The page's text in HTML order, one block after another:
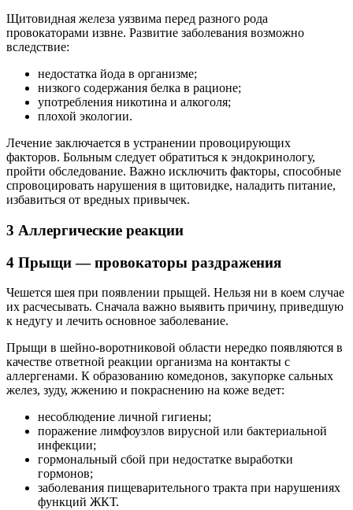
Щитовидная железа уязвима перед разного рода
провокаторами извне. Развитие заболевания возможно
вследствие:
недостатка йода в организме;
низкого содержания белка в рационе;
употребления никотина и алкоголя;
плохой экологии.
Лечение заключается в устранении провоцирующих
факторов. Больным следует обратиться к эндокринологу,
пройти обследование. Важно исключить факторы, способные
спровоцировать нарушения в щитовидке, наладить питание,
избавиться от вредных привычек.
3 Аллергические реакции
4 Прыщи — провокаторы раздражения
Чешется шея при появлении прыщей. Нельзя ни в коем случае
их расчесывать. Сначала важно выявить причину, приведшую
к недугу и лечить основное заболевание.
Прыщи в шейно-воротниковой области нередко появляются в
качестве ответной реакции организма на контакты с
аллергенами. К образованию комедонов, закупорке сальных
желез, зуду, жжению и покраснению на коже ведет:
несоблюдение личной гигиены;
поражение лимфоузлов вирусной или бактериальной
инфекции;
гормональный сбой при недостатке выработки
гормонов;
заболевания пищеварительного тракта при нарушениях
функций ЖКТ.